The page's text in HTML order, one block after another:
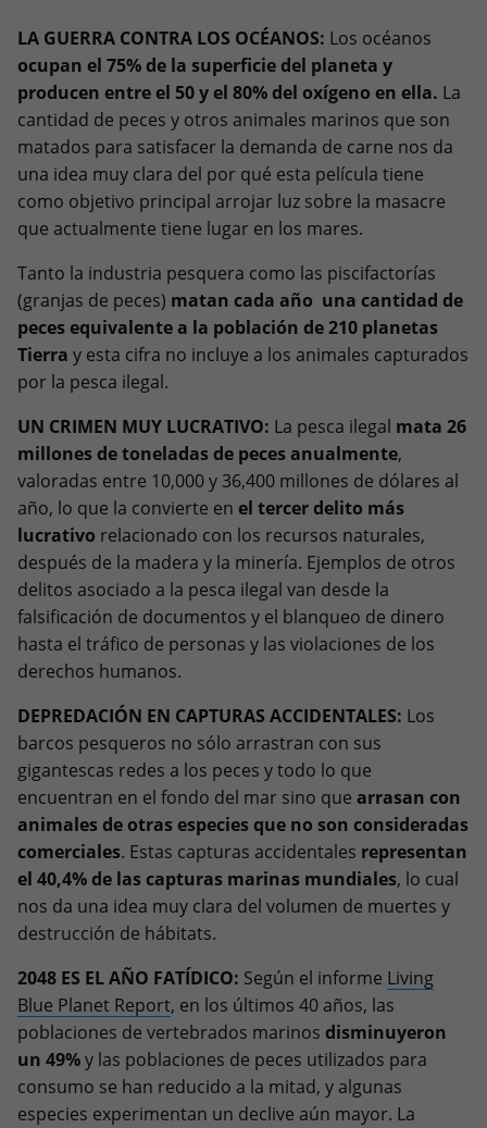
LA GUERRA CONTRA LOS OCÉANOS: Los océanos
ocupan el 75% de la superficie del planeta y
producen entre el 50 y el 80% del oxígeno en ella. La
cantidad de peces y otros animales marinos que son
matados para satisfacer la demanda de carne nos da
una idea muy clara del por qué esta película tiene
como objetivo principal arrojar luz sobre la masacre
que actualmente tiene lugar en los mares.
Tanto la industria pesquera como las piscifactorías
(granjas de peces) matan cada año una cantidad de
peces equivalente a la población de 210 planetas
Tierra y esta cifra no incluye a los animales capturados
por la pesca ilegal.
UN CRIMEN MUY LUCRATIVO: La pesca ilegal mata 26
millones de toneladas de peces anualmente,
valoradas entre 10,000 y 36,400 millones de dólares al
año, lo que la convierte en el tercer delito más
lucrativo relacionado con los recursos naturales,
después de la madera y la minería. Ejemplos de otros
delitos asociado a la pesca ilegal van desde la
falsificación de documentos y el blanqueo de dinero
hasta el tráfico de personas y las violaciones de los
derechos humanos.
DEPREDACIÓN EN CAPTURAS ACCIDENTALES: Los
barcos pesqueros no sólo arrastran con sus
gigantescas redes a los peces y todo lo que
encuentran en el fondo del mar sino que arrasan con
animales de otras especies que no son consideradas
comerciales. Estas capturas accidentales representan
el 40,4% de las capturas marinas mundiales, lo cual
nos da una idea muy clara del volumen de muertes y
destrucción de hábitats.
2048 ES EL AÑO FATÍDICO: Según el informe Living
Blue Planet Report, en los últimos 40 años, las
poblaciones de vertebrados marinos disminuyeron
un 49%y las poblaciones de peces utilizados para
consumo se han reducido a la mitad, y algunas
especies experimentan un declive aún mayor. La